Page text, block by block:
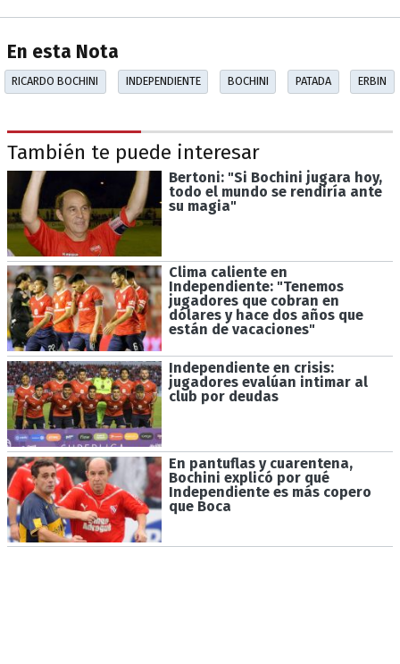
En esta Nota
RICARDO BOCHINI INDEPENDIENTE BOCHINI PATADA ERBIN
También te puede interesar
Bertoni: "Si Bochini jugara hoy,
todo el mundo se rendiría ante
su magia"
Clima caliente en
Independiente: "Tenemos
jugadores que cobran en
dólares y hace dos años que
están de vacaciones"
Independiente en crisis:
jugadores evalúan intimar al
club por deudas
En pantuflas y cuarentena,
Bochini explicó por qué
Independiente es más copero
que Boca